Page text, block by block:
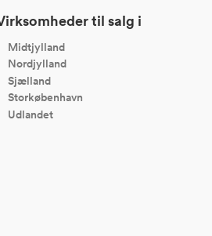
til salg i
Midtjylland
Nordjylland
Sjælland
Storkøbenhavn
Udlandet